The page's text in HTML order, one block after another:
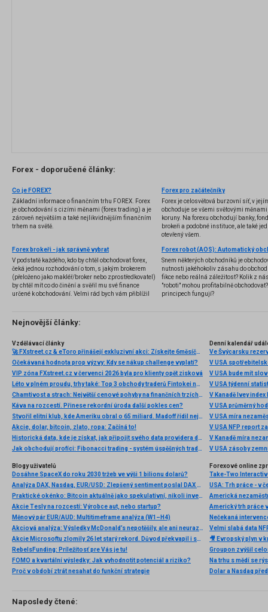
Forex - doporučené články:
Co je FOREX?
Základní informace o finančním trhu FOREX. Forex
je obchodování s cizími měnami (forex trading) a je
zároveň největším a také nejlikvidnějším finančním
trhem na světě.
Forex pro začátečníky
Forex je celosvětová burzovní síť, v
obchoduje se všemi světovými
koruny. Na forexu obchodují banky,
brokeři a podobné instituce, ale také
otevřený všem.
Forex brokeři - jak správně vybrat
V podstatě každého, kdo by chtěl obchodovat forex,
čeká jednou rozhodování o tom, s jakým brokerem
(přeloženo jako makléř/broker nebo zprostředkovatel)
by chtěl mít co do činění a svěřil mu své finance
určené k obchodování. Velmi rád bych vám přiblížil
několik příkladů nejznámějších z nich.
Snem některých obchodníků je
nutnosti jakéhokoliv zásahu do
fikce nebo reálná záležitost? Kolik z
"roboti" mohou profitabilně
principech fungují?
Nejnovější články:
Vzdělávací články
🚀 FXstreet.cz & eToro přinášejí exkluzivní akci: Získejte 6měsíční členství ve VIP zóně ZDARMA
Očekávaná hodnota prop výzvy: Kdy se nákup challenge vyplatí?
VIP zóna FXstreet.cz v červenci 2026 byla pro klienty opět zisková
Léto v plném proudu, trhy také: Top 3 obchody traderů Fintokei na indexech a zlatě
Chamtivost a strach: Největší cenové pohyby na finančních trzích (červenec 2026)
Káva na rozcestí. Přinese rekordní úroda další pokles cen?
Stvořil elitní klub, kde Ameriku obral o 65 miliard. Madoff řídil největší Ponzi dějin
Akcie, dolar, bitcoin, zlato, ropa: Začíná to!
Historická data, kde je získat, jak připojit svého data providera do MultiCharts a proč je budeme potřebovat? (4. díl)
Jak obchodují profíci: Fibonacci trading - systém úspěšných traderů
Denní kalendář
Ve Švýcarsku
V USA
V USA bude mít
V USA týdenní
V Kanadě Ivey index
V USA průměrný
V USA míra
V USA NFP report
V Kanadě míra
V USA zásoby
Blogy uživatelů
Dosáhne SpaceX do roku 2030 tržeb ve výši 1 bilionu dolarů?
Analýza DAX, Nasdaq, EUR/USD: Zlepšený sentiment poslal DAX na nová maxima
Praktické okénko: Bitcoin aktuálně jako spekulativní, nikoli investiční aktivum
Akcie Tesly na rozcestí: Výrobce aut, nebo startup?
Měnový pár EUR/AUD: Multitimeframe analýza (W1–H4)
Akciová analýza: Výsledky McDonald’s nepotěšily, ale ani neurazily. Jakou vizi společnost prezentovala?
Akcie Microsoftu zlomily 26 let starý rekord. Důvod překvapil i samotné investory
RebelsFunding: Príležitosť pre Vás je tu!
FOMO a kvartální výsledky: Jak vyhodnotit potenciál a riziko?
Proč v období ztrát nesahat do funkční strategie
Forexové online
Americká
Americký trh práce
Nečekaná
Velmi slabá data
🎥 Evropský plyn v
Dolar a Nasdaq
Naposledy čtené: